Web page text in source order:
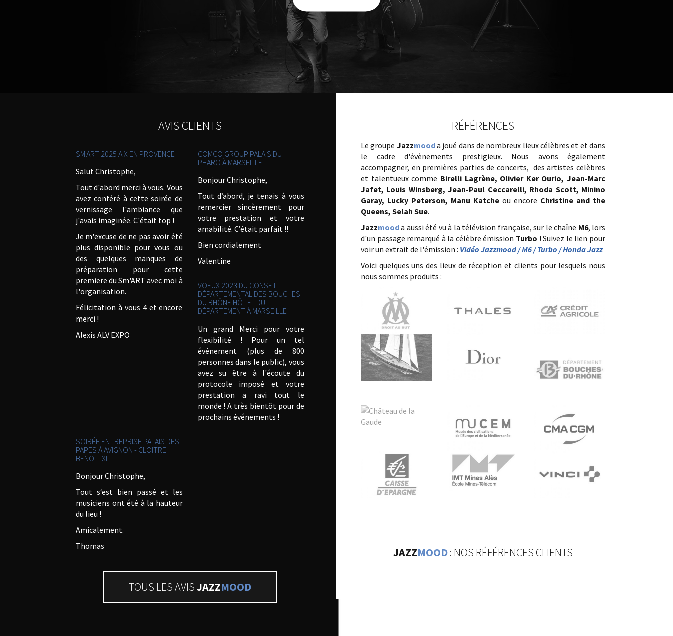
AVIS CLIENTS
SM'ART 2025 AIX EN PROVENCE
Salut Christophe,
Tout d'abord merci à vous. Vous
avez conféré à cette soirée de
vernissage l'ambiance que
j'avais imaginée. C'était top !
Je m'excuse de ne pas avoir été
plus disponible pour vous ou
des quelques manques de
préparation pour cette
premiere du Sm'ART avec moi à
l'organisation.
Félicitation à vous 4 et encore
merci !
Alexis ALV EXPO
COMCO GROUP PALAIS DU
PHARO À MARSEILLE
Bonjour Christophe,
Tout d’abord, je tenais à vous
remercier sincèrement pour
votre prestation et votre
amabilité. C’était parfait !!
Bien cordialement
Valentine
VOEUX 2023 DU CONSEIL
DÉPARTEMENTAL DES BOUCHES
DU RHÔNE HÔTEL DU
DÉPARTEMENT À MARSEILLE
Un grand Merci pour votre
flexibilité ! Pour un tel
événement (plus de 800
personnes dans le public), vous
avez su être à l'écoute du
protocole imposé et votre
prestation a ravi tout le
monde ! A très bientôt pour de
prochains événements !
SOIRÉE ENTREPRISE PALAIS DES
PAPES À AVIGNON - CLOITRE
BENOIT XII
Bonjour Christophe,
Tout s‘est bien passé et les
musiciens ont été à la hauteur
du lieu !
Amicalement.
Thomas
TOUS LES AVISJAZZMOOD
RÉFÉRENCES
Le groupe Jazzmooda joué dans de nombreux lieux célèbres et et dans
le cadre d'évènements prestigieux. Nous avons également
accompagner, en premières parties de concerts, des artistes celèbres
et talentueux comme Birelli Lagrène, Olivier Ker Ourio, Jean-Marc
Jafet, Louis Winsberg, Jean-Paul Ceccarelli, Rhoda Scott, Minino
Garay, Lucky Peterson, Manu Katche ou encore Christine and the
Queens, Selah Sue.
Jazzmooda aussi été vu à la télévision française, sur le chaîne M6, lors
d'un passage remarqué à la célèbre émission Turbo ! Suivez le lien pour
voir un extrait de l'émission : Vidéo Jazzmood / M6 / Turbo / Honda Jazz
Voici quelques uns des lieux de réception et clients pour lesquels nous
nous sommes produits :
JAZZMOOD: NOS RÉFÉRENCES CLIENTS